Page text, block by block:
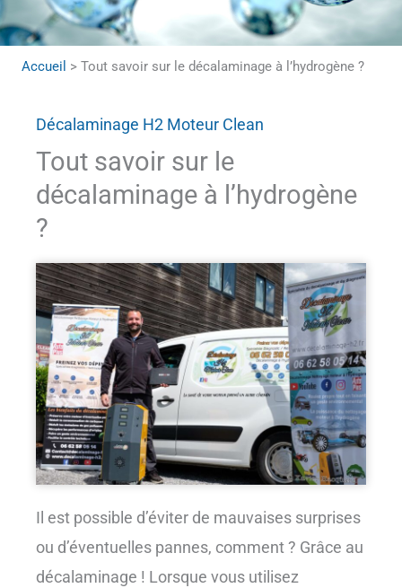
Accueil > Tout savoir sur le décalaminage à l’hydrogène ?
Décalaminage H2 Moteur Clean
Tout savoir sur le
décalaminage à l’hydrogène
?
Il est possible d’éviter de mauvaises surprises
ou d’éventuelles pannes, comment ? Grâce au
décalaminage ! Lorsque vous utilisez